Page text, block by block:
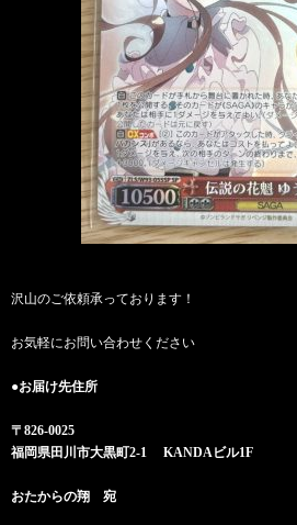
沢山のご依頼承っております！
お気軽にお問い合わせください
●お届け先住所
〒826-0025
福岡県田川市大黒町2-1 KANDAビル1F
おたからの翔 宛